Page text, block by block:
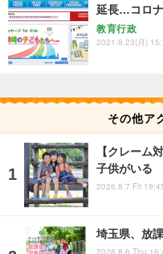
延長…コロ
教育行政
2021.8.23(月)
その他ア
【クレーム
子供がいる
2026.8.7 Fri
埼玉県、放
2026.8.6 Thu